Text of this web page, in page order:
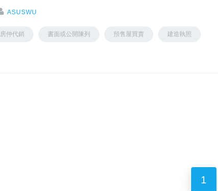
ASUSWU
房仲代銷 書面或公開陳列 預售屋買賣 建造執照
1